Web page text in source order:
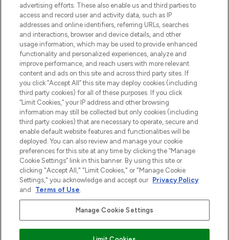
Shop online of via de app, met gratis
verzending vanaf €40.
Cookie-toestemming
Do Not Sell or Share My Personal
Information
HELP & INFORMATIE
BEDRIJFSINFORMATIE
OVER LOOKFANTASTIC
Betaal veilig met
advertising efforts. These also enable us and third parties to
access and record user and activity data, such as IP
addresses and online identifiers, referring URLs, searches
and interactions, browser and device details, and other
usage information, which may be used to provide enhanced
functionality and personalized experiences, analyze and
improve performance, and reach users with more relevant
content and ads on this site and across third party sites. If
you click “Accept All” this site may deploy cookies (including
third party cookies) for all of these purposes. If you click
“Limit Cookies,” your IP address and other browsing
information may still be collected but only cookies (including
third party cookies) that are necessary to operate, secure and
enable default website features and functionalities will be
deployed. You can also review and manage your cookie
preferences for this site at any time by clicking the “Manage
Cookie Settings” link in this banner. By using this site or
clicking "Accept All," "Limit Cookies," or "Manage Cookie
Settings," you acknowledge and accept our Privacy Policy
and
Terms of Use.
Manage Cookie Settings